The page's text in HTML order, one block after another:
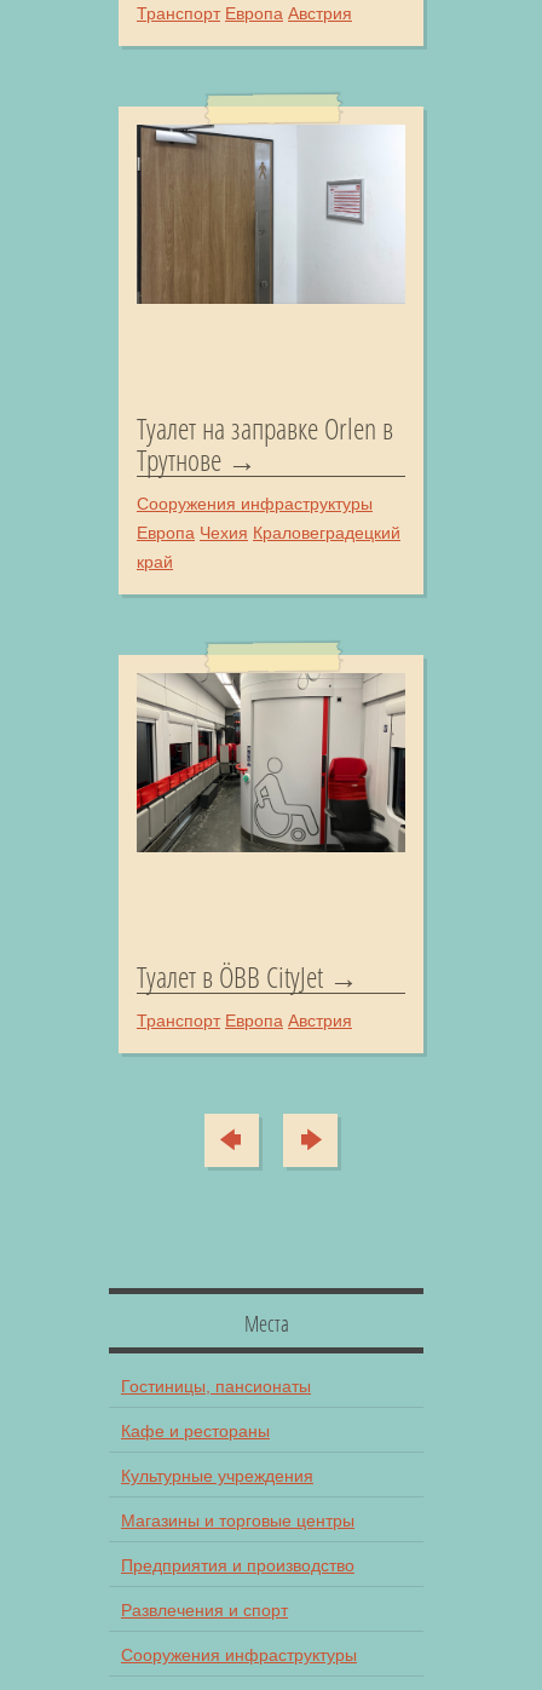
Транспорт Европа Австрия
Туалет на заправке Orlen в
Трутнове
Сооружения инфраструктуры
Европа Чехия Краловеградецкий
край
Туалет в ÖBB CityJet
Транспорт Европа Австрия
Места
Гостиницы, пансионаты
Кафе и рестораны
Культурные учреждения
Магазины и торговые центры
Предприятия и производство
Развлечения и спорт
Сооружения инфраструктуры